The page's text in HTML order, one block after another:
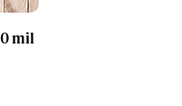
mil